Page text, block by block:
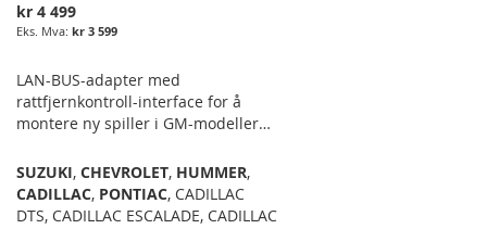
kr 4 499
kr 3 599
LAN-BUS-adapter med
rattfjernkontroll-interface for å
montere ny spiller i GM-modeller
SUZUKI, CHEVROLET, HUMMER,
CADILLAC, PONTIAC, CADILLAC
DTS, CADILLAC ESCALADE, CADILLAC